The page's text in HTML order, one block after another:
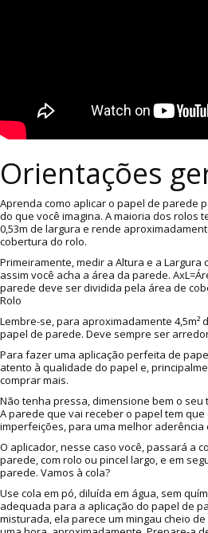
Orientações
Aprenda como aplicar o papel de parede
do que você imagina. A maioria dos rolos
0,53m de largura e rende
cobertura do rolo.
Primeiramente, medir a Altura e a Largura
assim você acha a área da parede.
parede deve ser dividida pela área de
Rolo
Lembre-se, para aproximadamente 4,5m²
papel de parede. Deve sempre ser
Para fazer uma aplicação perfeita de
atento à qualidade do papel e,
comprar mais.
Não tenha pressa, dimensione bem o
A parede que vai receber o papel tem que
imperfeições, para uma melhor aderência
O aplicador, nesse caso você, passará a
parede, com rolo ou pincel largo, e em
parede. Vamos à cola?
Use cola em pó, diluída em água, sem
adequada para a aplicação do papel de
misturada, ela parece um mingau cheio